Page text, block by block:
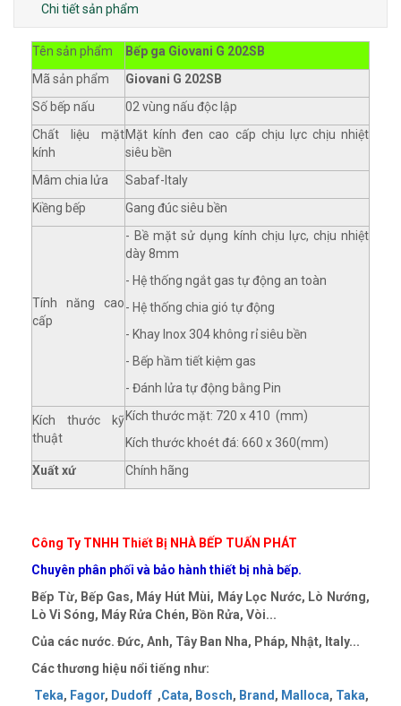
Chi tiết sản phẩm
Tên sản phẩm Bếp ga Giovani G 202SB
Mã sản phẩm
Giovani G 202SB
Số bếp nấu
02 vùng nấu độc lập
Chất liệu mặt
kính
Mặt kính đen cao cấp chịu lực chịu nhiệt
siêu bền
Mâm chia lửa
Sabaf-Italy
Kiềng bếp
Gang đúc siêu bền
Tính năng cao
cấp
- Bề mặt sử dụng kính chịu lực, chịu nhiệt
dày 8mm
- Hệ thống ngắt gas tự động an toàn
- Hệ thống chia gió tự động
- Khay Inox 304 không rỉ siêu bền
- Bếp hầm tiết kiệm gas
- Đánh lửa tự động bằng Pin
Kích thước kỹ
thuật
Kích thước mặt: 720 x 410 (mm)
Kích thước khoét đá: 660 x 360(mm)
Xuất xứ
Chính hãng
Công Ty TNHH Thiết Bị NHÀ BẾP TUẤN PHÁT
Chuyên phân phối và bảo hành thiết bị nhà bếp.
Bếp Từ, Bếp Gas, Máy Hút Mùi, Máy Lọc Nước, Lò Nướng,
Lò Vi Sóng, Máy Rửa Chén, Bồn Rửa, Vòi...
Của các nước. Đức, Anh, Tây Ban Nha, Pháp, Nhật, Italy...
Các thương hiệu nổi tiếng như:
Teka, Fagor, Dudoff ,Cata, Bosch, Brand , Malloca, Taka,